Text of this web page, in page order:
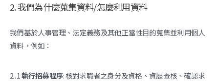
2. 我們為什麼蒐集資料/怎麼利用資料
我們基於人事管理、法定義務及其他正當性目的蒐集並利用個人
資料，例如：
2 . 1執行招募程序: 核對求職者之身分及資格、資歷查核、確認求